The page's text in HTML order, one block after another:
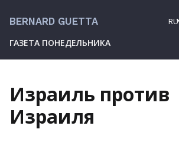
BERNARD GUETTA
ГАЗЕТА ПОНЕДЕЛЬНИКА
RU
Израиль против
Израиля